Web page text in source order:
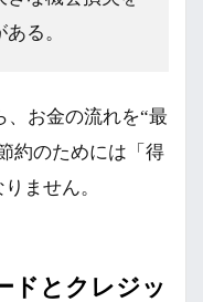
る。
、お金の流れを“最
約のためには「得
ません。
ドとクレジッ